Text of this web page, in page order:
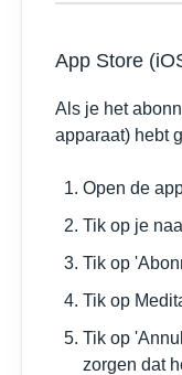
App Store
Als je het
apparaat) hebt
Open de
Tik op je
Tik op
Tik op
Tik op
zorgen dat